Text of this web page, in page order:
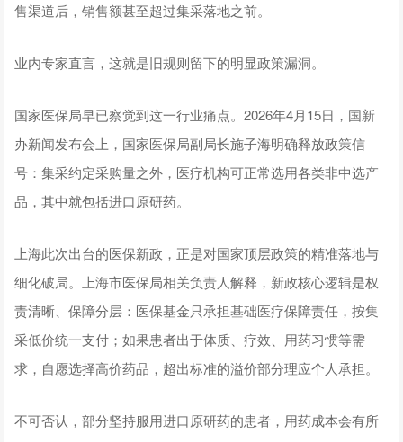
售渠道后，销售额甚至超过集采落地之前。
业内专家直言，这就是旧规则留下的明显政策漏洞。
国家医保局早已察觉到这一行业痛点。2026年4月15日，国新
办新闻发布会上，国家医保局副局长施子海明确释放政策信
号：集采约定采购量之外，医疗机构可正常选用各类非中选产
品，其中就包括进口原研药。
上海此次出台的医保新政，正是对国家顶层政策的精准落地与
细化破局。上海市医保局相关负责人解释，新政核心逻辑是权
责清晰、保障分层：医保基金只承担基础医疗保障责任，按集
采低价统一支付；如果患者出于体质、疗效、用药习惯等需
求，自愿选择高价药品，超出标准的溢价部分理应个人承担。
不可否认，部分坚持服用进口原研药的患者，用药成本会有所